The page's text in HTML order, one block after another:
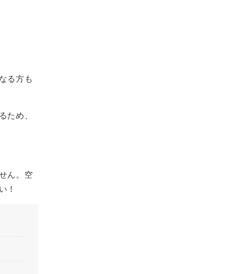
る方も
め、
ん。空
！